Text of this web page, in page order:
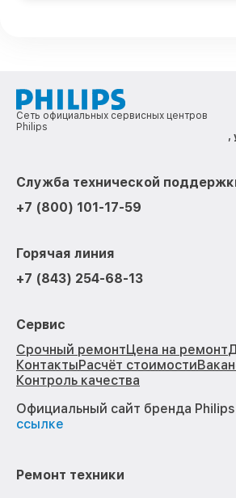
Сеть официальных сервисных центров
Philips
,
Служба технической
+7 (800) 101-17-59
Горячая линия
+7 (843) 254-68-13
Сервис
Срочный ремонтЦена на ремонт
КонтактыРасчёт стоимости
Контроль качества
Официальный сайт бренда
ссылке
Ремонт техники